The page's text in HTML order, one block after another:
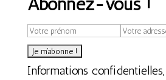
Informations